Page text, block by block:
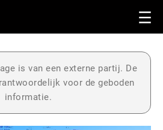
is van een externe partij. De
voor de geboden
informatie.